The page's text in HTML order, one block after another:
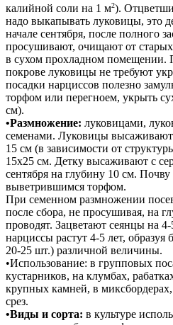
калийной соли на 1 м2).
надо выкапывать луковицы, это
начале сентября, после полного
просушивают, очищают от
в сухом прохладном
покрове луковицы не требуют
посадки нарциссов полезно
торфом или перегноем, укрыть
см).
•Размножение: луковицами,
семенами. Луковицы высаживают
15 см (в зависимости от
15х25 см. Детку высаживают с
сентября на глубину 10 см.
выветрившимся торфом.
При семенном размножении
после сбора, не просушивая, на
проводят. Зацветают сеянцы на
нарциссы растут 4-5 лет, образуя
20-25 шт.) различной величины.
•Использование: в групповых
кустарников, на клумбах,
крупных камней, в
срез.
•Виды и сорта: в культуре